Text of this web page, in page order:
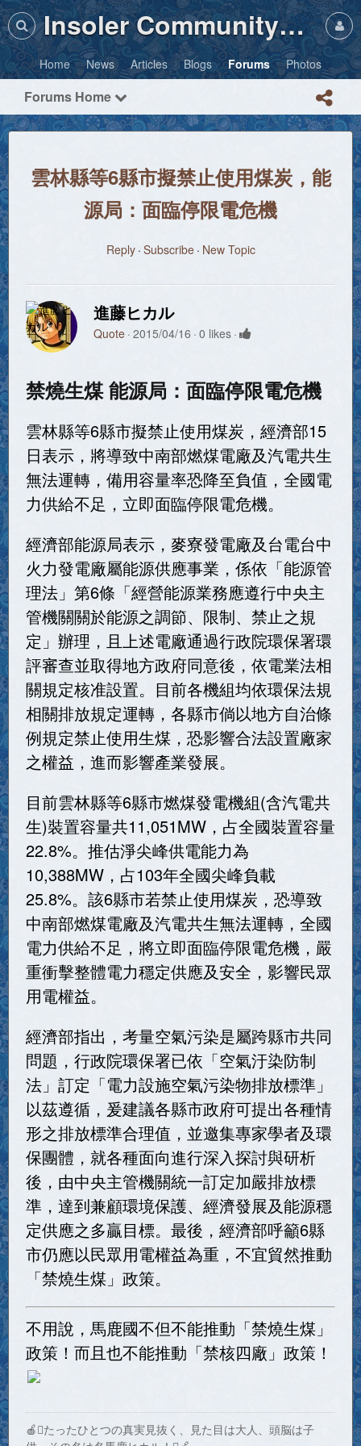
Insoler Community・Photos
Home News Articles Blogs Forums Photos
Forums Home
雲林縣等6縣市擬禁止使用煤炭，能
源局：面臨停限電危機
Reply Subscribe New Topic
進藤ヒカル
Quote 2015/04/16 0 likes
禁燒生煤 能源局：面臨停限電危機
雲林縣等6縣市擬禁止使用煤炭，經濟部15
日表示，將導致中南部燃煤電廠及汽電共生
無法運轉，備用容量率恐降至負值，全國電
力供給不足，立即面臨停限電危機。
經濟部能源局表示，麥寮發電廠及台電台中
火力發電廠屬能源供應事業，係依「能源管
理法」第6條「經營能源業務應遵行中央主
管機關關於能源之調節、限制、禁止之規
定」辦理，且上述電廠通過行政院環保署環
評審查並取得地方政府同意後，依電業法相
關規定核准設置。目前各機組均依環保法規
相關排放規定運轉，各縣市倘以地方自治條
例規定禁止使用生煤，恐影響合法設置廠家
之權益，進而影響產業發展。
目前雲林縣等6縣市燃煤發電機組(含汽電共
生)裝置容量共11,051MW，占全國裝置容量
22.8%。推估淨尖峰供電能力為
10,388MW，占103年全國尖峰負載
25.8%。該6縣市若禁止使用煤炭，恐導致
中南部燃煤電廠及汽電共生無法運轉，全國
電力供給不足，將立即面臨停限電危機，嚴
重衝擊整體電力穩定供應及安全，影響民眾
用電權益。
經濟部指出，考量空氣污染是屬跨縣市共同
問題，行政院環保署已依「空氣汙染防制
法」訂定「電力設施空氣污染物排放標準」
以茲遵循，爰建議各縣市政府可提出各種情
形之排放標準合理值，並邀集專家學者及環
保團體，就各種面向進行深入探討與研析
後，由中央主管機關統一訂定加嚴排放標
準，達到兼顧環境保護、經濟發展及能源穩
定供應之多贏目標。最後，經濟部呼籲6縣
市仍應以民眾用電權益為重，不宜貿然推動
「禁燒生煤」政策。
不用說，馬鹿國不但不能推動「禁燒生煤」
政策！而且也不能推動「禁核四廠」政策！
🍎たったひとつの真実見抜く、見た目は大人、頭脳は子